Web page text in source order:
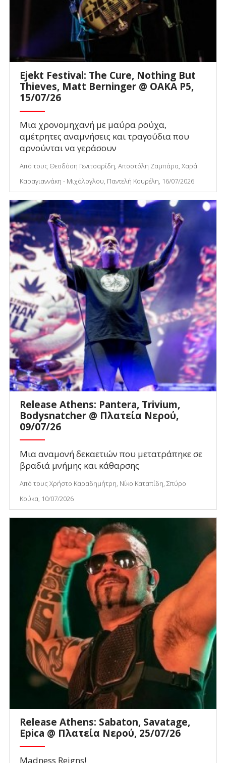
Ejekt Festival: The Cure, Nothing But
Thieves, Matt Berninger @ ΟΑΚΑ P5,
15/07/26
Μια χρονομηχανή με μαύρα ρούχα,
αμέτρητες αναμνήσεις και τραγούδια που
αρνούνται να γεράσουν
Από τους Θεοδόση Γενιτσαρίδη, Αποστόλη Ζαμπάρα, Χαρά
Καραγιαννάκη - Μιχάλογλου, Παντελή Κουρέλη, 16/07/2026
Release Athens: Pantera, Trivium,
Bodysnatcher @ Πλατεία Νερού,
09/07/26
Μια αναμονή δεκαετιών που μετατράπηκε σε
βραδιά μνήμης και κάθαρσης
Από τους Χρήστο Καραδημήτρη, Νίκο Καταπίδη, Σπύρο
Κούκα, 10/07/2026
Release Athens: Sabaton, Savatage,
Epica @ Πλατεία Νερού, 25/07/26
Madness Reigns!